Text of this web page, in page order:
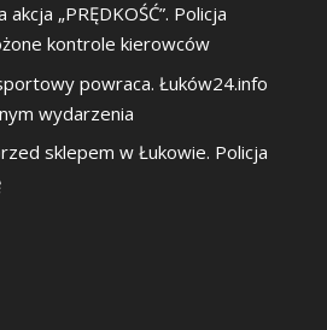
„PRĘDKOŚĆ”. Policja
kontrole kierowców
powraca. Łuków24.info
wydarzenia
sklepem w Łukowie. Policja